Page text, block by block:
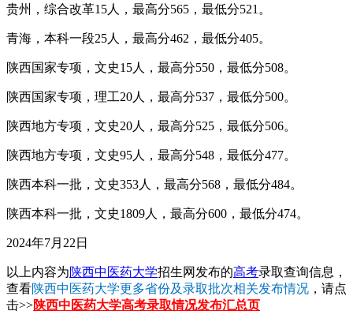
贵州，综合改革15人，最高分565，最低分521。
青海，本科一段25人，最高分462，最低分405。
陕西国家专项，文史15人，最高分550，最低分508。
陕西国家专项，理工20人，最高分537，最低分500。
陕西地方专项，文史20人，最高分525，最低分506。
陕西地方专项，文史95人，最高分548，最低分477。
陕西本科一批，文史353人，最高分568，最低分484。
陕西本科一批，文史1809人，最高分600，最低分474。
2024年7月22日
以上内容为陕西中医药大学招生网发布的高考录取查询信息，
查看陕西中医药大学更多省份及录取批次相关发布情况 ，请点
击>>陕西中医药大学高考录取情况发布汇总页